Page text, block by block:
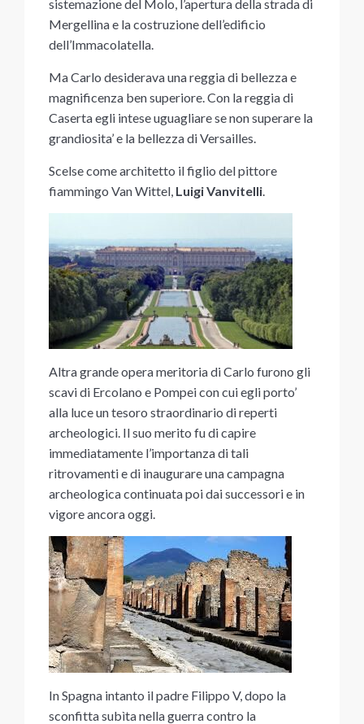
sistemazione del Molo, l’apertura della strada di
Mergellina e la costruzione dell’edificio
dell’Immacolatella.
Ma Carlo desiderava una reggia di bellezza e
magnificenza ben superiore. Con la reggia di
Caserta egli intese uguagliare se non superare la
grandiosita’ e la bellezza di Versailles.
Scelse come architetto il figlio del pittore
fiammingo Van Wittel, Luigi Vanvitelli
Altra grande opera meritoria di Carlo furono gli
scavi di Ercolano e Pompei con cui egli porto’
alla luce un tesoro straordinario di reperti
archeologici. Il suo merito fu di capire
immediatamente l’importanza di tali
ritrovamenti e di inaugurare una campagna
archeologica continuata poi dai successori e in
vigore ancora oggi.
In Spagna intanto il padre Filippo V, dopo la
sconfitta subìta nella guerra contro la